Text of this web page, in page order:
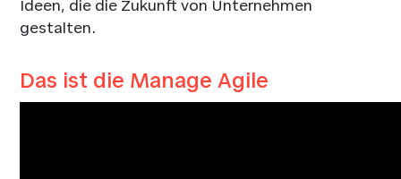
Ideen, die die Zukunft von Unternehmen
gestalten.
Das ist die Manage Agile